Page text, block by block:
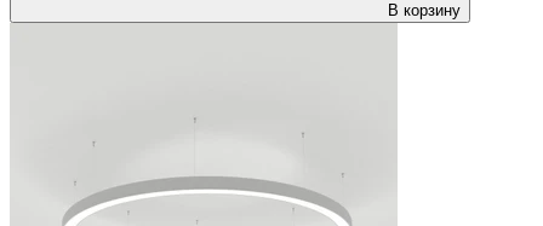
В корзину